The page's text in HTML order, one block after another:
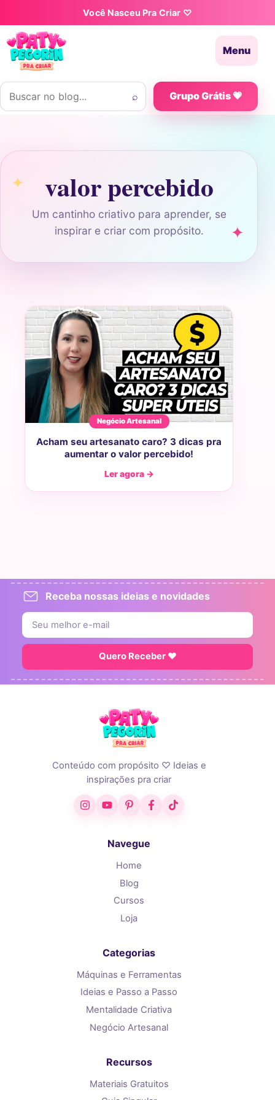
Pular para o conteúdoVocê Nasceu Pra Criar ♡
Menu
Buscar por:
⌕ Grupo Grátis 💗
valor percebido
Um cantinho criativo para aprender, se
inspirar e criar com propósito.
Negócio Artesanal
Acham seu artesanato caro? 3 dicas pra
aumentar o valor percebido!
Ler agora →
Receba nossas ideias e novidades
Quero Receber ♥
Conteúdo com propósito ♡ Ideias e
inspirações pra criar
InstagramYouTubePinterestFacebook
TikTok
Navegue
Home
Blog
Cursos
Loja
Categorias
Máquinas e Ferramentas
Ideias e Passo a Passo
Mentalidade Criativa
Negócio Artesanal
Recursos
Materiais Gratuitos